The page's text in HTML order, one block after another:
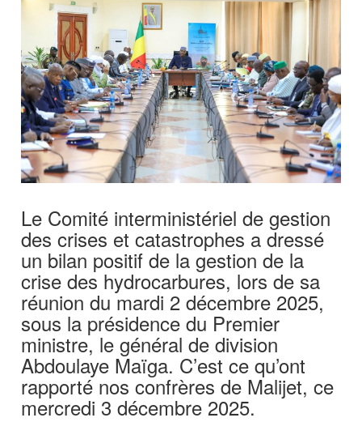
Le Comité interministériel de gestion
des crises et catastrophes a dressé
un bilan positif de la gestion de la
crise des hydrocarbures, lors de sa
réunion du mardi 2 décembre 2025,
sous la présidence du Premier
ministre, le général de division
Abdoulaye Maïga. C’est ce qu’ont
rapporté nos confrères de Malijet, ce
mercredi 3 décembre 2025.